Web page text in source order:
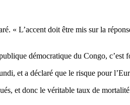
« L’accent doit être mis sur la
démocratique du Congo, c’est
et a déclaré que le risque pour
et donc le véritable taux de